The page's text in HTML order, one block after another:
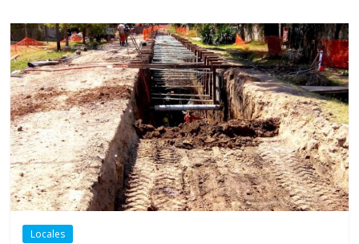
Locales